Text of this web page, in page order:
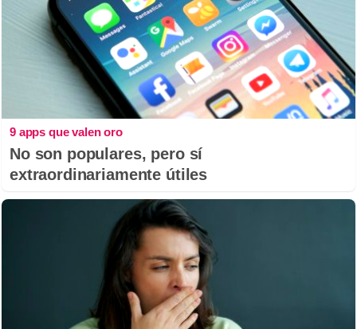
9 apps que valen oro
No son populares, pero sí
extraordinariamente útiles